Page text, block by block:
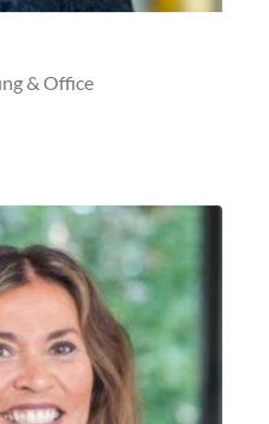
& Office